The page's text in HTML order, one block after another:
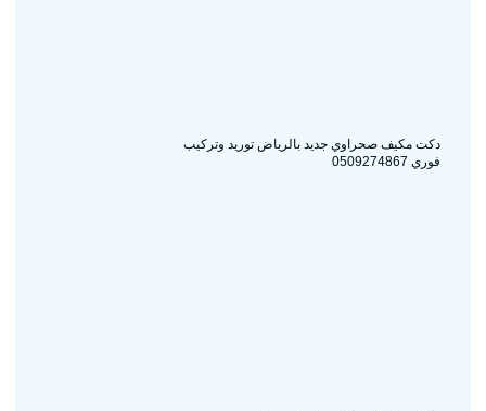
دكت مكيف صحراوي جديد بالرياض توريد وتركيب
فوري 0509274867